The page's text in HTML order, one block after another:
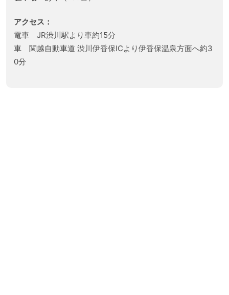
アクセス：
電車 JR渋川駅より車約15分
車 関越自動車道 渋川伊香保ICより伊香保温泉方面へ約3
0分